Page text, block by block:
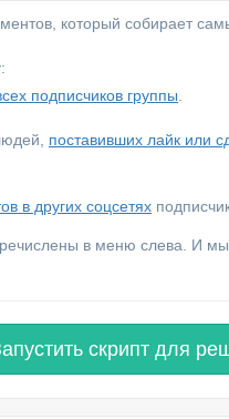
который собирает
подписчиков группы
поставивших лайк или
в других соцсетях
в меню слева. И
скрипт для